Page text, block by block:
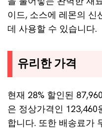
이드, 소스에 레몬의 신
데 사용할 수 있습니다.
유리한 가격
현재 28% 할인된
은 정상가격인 123,460
합니다. 또한 배송료가